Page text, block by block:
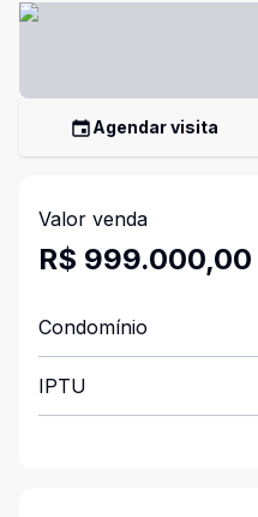
Agendar visita
Valor venda
R$ 999.000,00
Condomínio
IPTU